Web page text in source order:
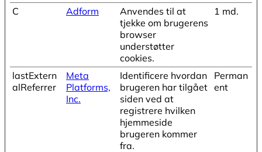
C Adform
Anvendes til at
tjekke om brugerens
browser
understøtter
cookies.
1 md.
lastExtern
alReferrer
Meta
Platforms,
Inc.
Identificere hvordan
brugeren har tilgået
siden ved at
registrere hvilken
hjemmeside
brugeren kommer
fra.
Perman
ent